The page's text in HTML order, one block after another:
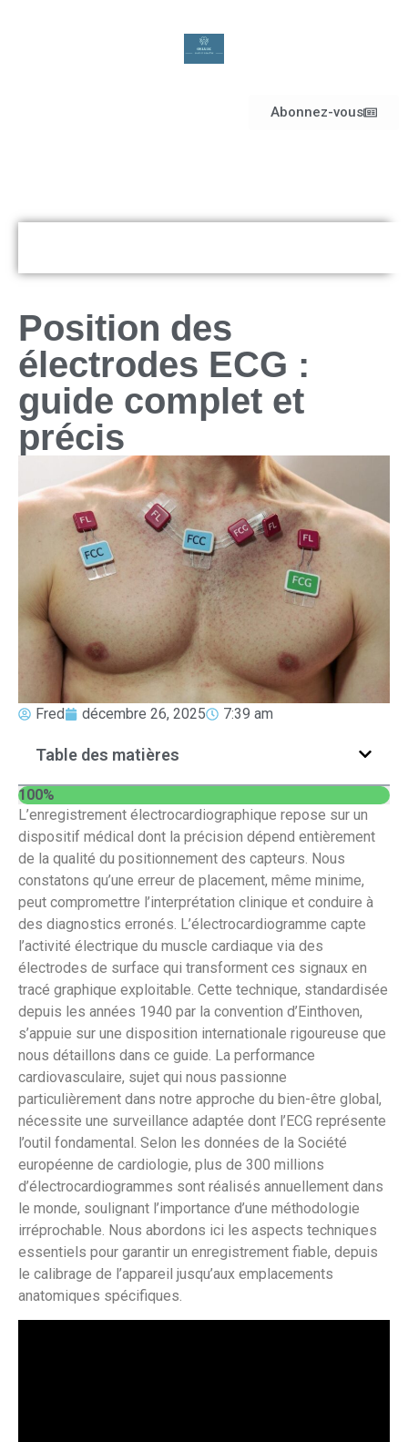
Abonnez-vous
Position des
électrodes ECG :
guide complet et
précis
Fred décembre 26, 2025 7:39 am
Table des matières
100%
L’enregistrement électrocardiographique repose sur un
dispositif médical dont la précision dépend entièrement
de la qualité du positionnement des capteurs. Nous
constatons qu’une erreur de placement, même minime,
peut compromettre l’interprétation clinique et conduire à
des diagnostics erronés. L’électrocardiogramme capte
l’activité électrique du muscle cardiaque via des
électrodes de surface qui transforment ces signaux en
tracé graphique exploitable. Cette technique, standardisée
depuis les années 1940 par la convention d’Einthoven,
s’appuie sur une disposition internationale rigoureuse que
nous détaillons dans ce guide. La performance
cardiovasculaire, sujet qui nous passionne
particulièrement dans notre approche du bien-être global,
nécessite une surveillance adaptée dont l’ECG représente
l’outil fondamental. Selon les données de la Société
européenne de cardiologie, plus de 300 millions
d’électrocardiogrammes sont réalisés annuellement dans
le monde, soulignant l’importance d’une méthodologie
irréprochable. Nous abordons ici les aspects techniques
essentiels pour garantir un enregistrement fiable, depuis
le calibrage de l’appareil jusqu’aux emplacements
anatomiques spécifiques.